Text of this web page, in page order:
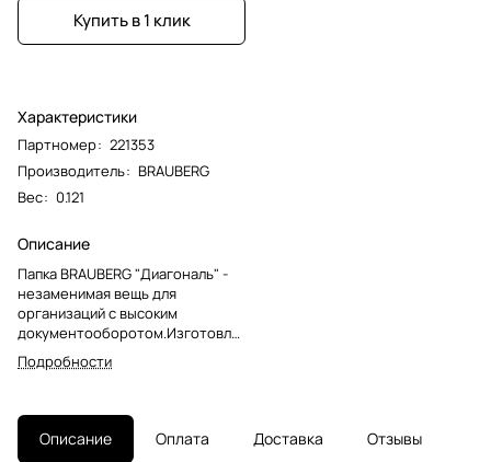
Купить в 1 клик
Характеристики
Партномер: 221353
Производитель: BRAUBERG
Вес: 0.121
Описание
Папка BRAUBERG "Диагональ" -
незаменимая вещь для
организаций с высоким
документооборотом.Изготовле
на из высококачественного
пластика серебристого цвета
диагональной фактурой.
Обеспечивает хранение до 100
листов формата А4.
Подробности
Описание Оплата Доставка Отзывы